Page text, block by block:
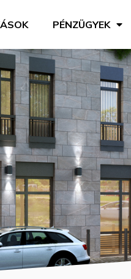
PÉNZÜGYEK